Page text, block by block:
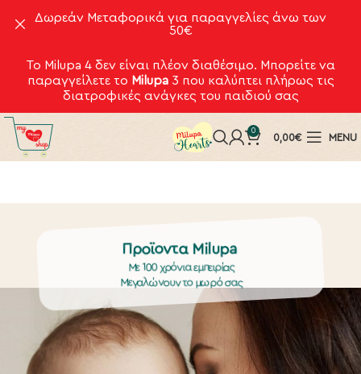
Το Milupa 4 δεν είναι πλέον διαθέσιμο. Μπορείτε να
παραγγείλετε το Milupa3 που καλύπτει πλήρως τις
διατροφικές ανάγκες του παιδιού σας
0
0,00€ MENU
Προϊοντα Milupa
Με 100 χρόνια εμπειρίας
Μεγαλώνουν το μωρό σας
Δωρεάν Μεταφορικά για παραγγελίες άνω των
50€